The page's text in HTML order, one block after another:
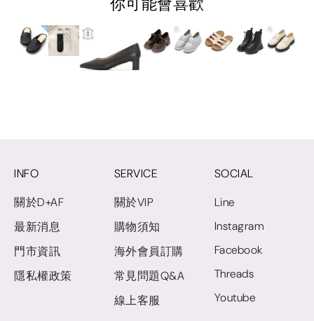
INFO
關於D+AF
最新消息
門市資訊
隱私權政策
SERVICE
關於VIP
購物須知
海外會員訂購
常見問題Q&A
線上客服
SOCIAL
Line
Instagram
Facebook
Threads
Youtube